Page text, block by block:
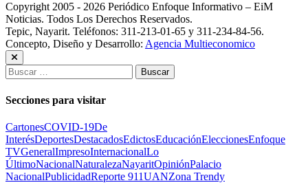
Copyright 2005 - 2026 Periódico Enfoque Informativo – EiM
Noticias. Todos Los Derechos Reservados.
Tepic, Nayarit. Teléfonos: 311-213-01-65 y 311-234-84-56.
Concepto, Diseño y Desarrollo: Agencia Multieconomico
Buscar:
Secciones para visitar
CartonesCOVID-19De
InterésDeportesDestacadosEdictosEducaciónEleccionesEnfoque
TVGeneralImpresoInternacionalLo
ÚltimoNacionalNaturalezaNayaritOpiniónPalacio
NacionalPublicidadReporte 911UANZona Trendy